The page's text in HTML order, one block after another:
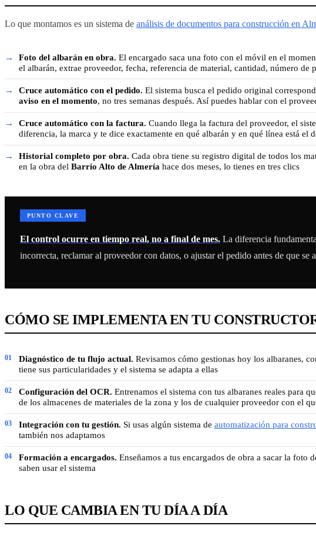
Lo que montamos es un sistema de análisis de documentos para construcción en
Foto del albarán en obra. El encargado saca una foto con el móvil en el
el albarán, extrae proveedor, fecha, referencia de material, cantidad, número
Cruce automático con el pedido. El sistema busca el pedido original
aviso en el momento, no tres semanas después. Así puedes hablar con el
Cruce automático con la factura. Cuando llega la factura del proveedor, el
diferencia, la marca y te dice exactamente en qué albarán y en qué línea está el
Historial completo por obra. Cada obra tiene su registro digital de todos los
en la obra del Barrio Alto de Almería hace dos meses, lo tienes en tres clics
PUNTO CLAVE
El control ocurre en tiempo real, no a final de mes. La diferencia
incorrecta, reclamar al proveedor con datos, o ajustar el pedido antes de que
CÓMO SE IMPLEMENTA EN TU
Diagnóstico de tu flujo actual. Revisamos cómo gestionas hoy los albaranes,
tiene sus particularidades y el sistema se adapta a ellas
Configuración del OCR. Entrenamos el sistema con tus albaranes reales para
de los almacenes de materiales de la zona y los de cualquier proveedor con el
Integración con tu gestión. Si usas algún sistema de automatización para
también nos adaptamos
Formación a encargados. Enseñamos a tus encargados de obra a sacar la
saben usar el sistema
LO QUE CAMBIA EN TU DÍA A DÍA